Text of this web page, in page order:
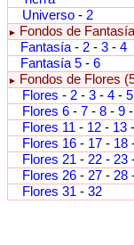
Universo - 2
►
Fondos de
Fantasía - 2 - 3 - 4
Fantasía 5 - 6
►
Fondos de Flores
Flores - 2 - 3 - 4 - 5
Flores 6 - 7 - 8 - 9 -
Flores 11 - 12 - 13 -
Flores 16 - 17 - 18
Flores 21 - 22 - 23
Flores 26 - 27 - 28
Flores 31 - 32